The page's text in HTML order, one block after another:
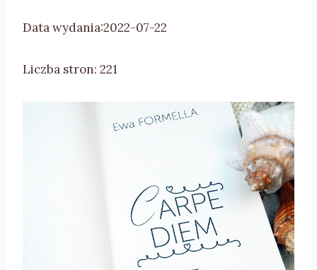
Data wydania:2022-07-22
Liczba stron: 221